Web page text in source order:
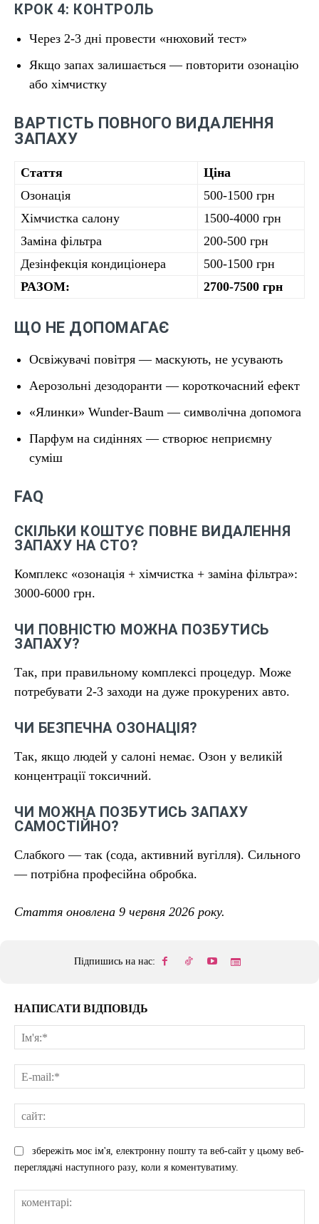
КРОК 4: КОНТРОЛЬ
Через 2-3 дні провести «нюховий тест»
Якщо запах залишається — повторити озонацію
або хімчистку
ВАРТІСТЬ ПОВНОГО ВИДАЛЕННЯ
ЗАПАХУ
Стаття
Ціна
Озонація
500-1500 грн
Хімчистка салону
1500-4000 грн
Заміна фільтра
200-500 грн
Дезінфекція кондиціонера
500-1500 грн
РАЗОМ:
2700-7500 грн
ЩО НЕ ДОПОМАГАЄ
Освіжувачі повітря — маскують, не усувають
Аерозольні дезодоранти — короткочасний ефект
«Ялинки» Wunder-Baum — символічна допомога
Парфум на сидіннях — створює неприємну
суміш
FAQ
СКІЛЬКИ КОШТУЄ ПОВНЕ ВИДАЛЕННЯ
ЗАПАХУ НА СТО?
Комплекс «озонація + хімчистка + заміна фільтра»:
3000-6000 грн.
ЧИ ПОВНІСТЮ МОЖНА ПОЗБУТИСЬ
ЗАПАХУ?
Так, при правильному комплексі процедур. Може
потребувати 2-3 заходи на дуже прокурених авто.
ЧИ БЕЗПЕЧНА ОЗОНАЦІЯ?
Так, якщо людей у салоні немає. Озон у великій
концентрації токсичний.
ЧИ МОЖНА ПОЗБУТИСЬ ЗАПАХУ
САМОСТІЙНО?
Слабкого — так (сода, активний вугілля). Сильного
— потрібна професійна обробка.
Стаття оновлена 9 червня 2026 року.
Підпишись на нас:
НАПИСАТИ ВІДПОВІДЬ
збережіть моє ім'я, електронну пошту та веб-сайт у цьому веб-
переглядачі наступного разу, коли я коментуватиму.